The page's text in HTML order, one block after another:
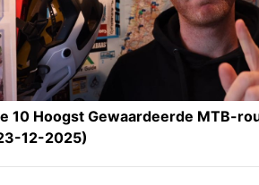
10 Hoogst Gewaardeerde MTB-
12-2025)